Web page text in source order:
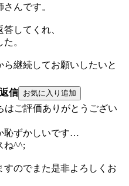
んです。
してくれ、
。
継続してお願いしたいと
信
はご評価ありがとうござい
恥ずかしいです…
ね^^;
のでまた是非よろしくお